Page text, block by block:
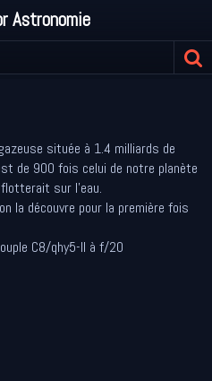
Astronomie
située à 1.4 milliards de
de 900 fois celui de notre planète
sur l'eau.
la découvre pour la première fois
C8/qhy5-II à f/20